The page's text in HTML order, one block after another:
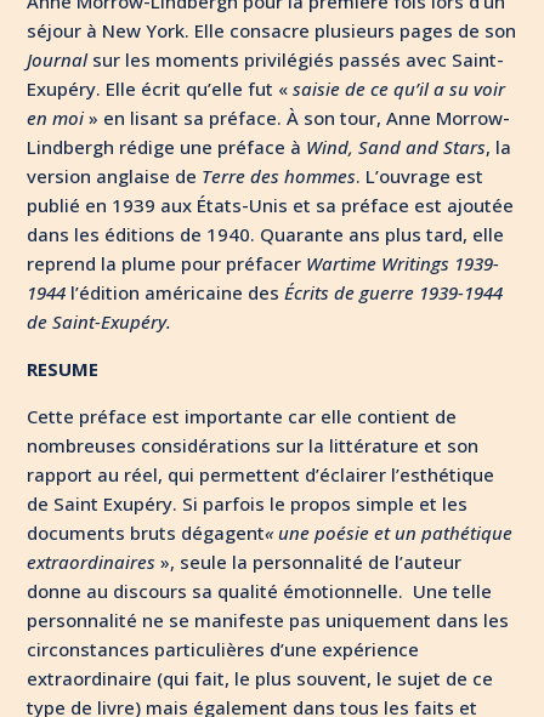
séjour à New York. Elle consacre plusieurs pages de son
Journalsur les moments privilégiés passés avec Saint-
Exupéry. Elle écrit qu’elle fut «saisie de ce qu’il a su voir
en moi » en lisant sa préface. À son tour, Anne Morrow-
Lindbergh rédige une préface à Wind, Sand and Stars, la
version anglaise de Terre des hommes. L’ouvrage est
publié en 1939 aux États-Unis et sa préface est ajoutée
dans les éditions de 1940. Quarante ans plus tard, elle
reprend la plume pour préfacer Wartime Writings 1939-
1944 l’édition américaine desÉcrits de guerre 1939-1944
de Saint-Exupéry.
RESUME
Cette préface est importante car elle contient de
nombreuses considérations sur la littérature et son
rapport au réel, qui permettent d’éclairer l’esthétique
de Saint Exupéry. Si parfois le propos simple et les
documents bruts dégagent« une poésie et un pathétique
extraordinaires», seule la personnalité de l’auteur
donne au discours sa qualité émotionnelle. Une telle
personnalité ne se manifeste pas uniquement dans les
circonstances particulières d’une expérience
extraordinaire (qui fait, le plus souvent, le sujet de ce
type de livre) mais également dans tous les faits et